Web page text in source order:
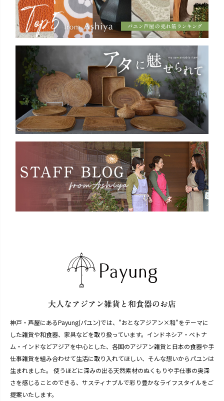
神戸・芦屋にあるPayung(パユン)では、”おとなアジアン×和”をテーマに
した雑貨や和食器、家具などを取り扱っています。インドネシア・ベトナ
ム・インドなどアジアを中心とした、各国のアジアン雑貨と日本の食器や手
仕事雑貨を組み合わせて生活に取り入れてほしい、そんな想いからパユンは
生まれました。 使うほどに深みの出る天然素材のぬくもりや手仕事の奥深
さを感じることのできる、サスティナブルで彩り豊かなライフスタイルをご
提案いたします。